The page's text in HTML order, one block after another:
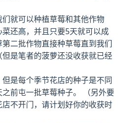
就可以种植草莓和其他作物
还高，并且只要5天就可以成
二批作物直接种草莓直到我们
是笔者的菠萝还没收获就已经
是每个季节花店的种子是不同
前屯一批草莓种子。 （另外要
不开门，请计划好你的收获时